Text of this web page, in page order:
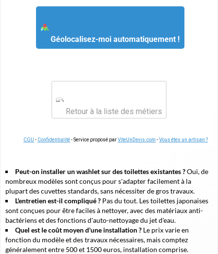
Géolocalisez-moi automatiquement !
Retour à la liste des métiers
CGU - Confidentialité- Service proposé parViteUnDevis.com -Vous êtes un artisan ?
Peut-on installer un washlet sur des toilettes existantes ?Oui, de
nombreux modèles sont conçus pour s'adapter facilement à la
plupart des cuvettes standards, sans nécessiter de gros travaux.
L'entretien est-il compliqué ? Pas du tout. Les toilettes japonaises
sont conçues pour être faciles à nettoyer, avec des matériaux anti-
bactériens et des fonctions d'auto-nettoyage du jet d'eau.
Quel est le coût moyen d'une installation ? Le prix varie en
fonction du modèle et des travaux nécessaires, mais comptez
généralement entre 500 et 1500 euros, installation comprise.